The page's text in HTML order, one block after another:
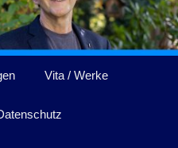
Vita / Werke